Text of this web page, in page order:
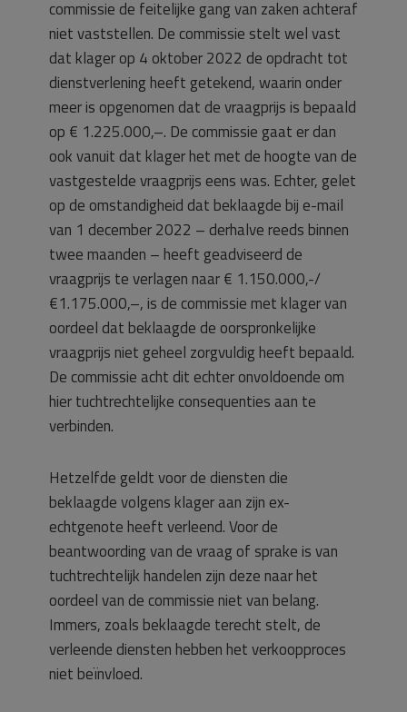
commissie de feitelijke gang van zaken achteraf
niet vaststellen. De commissie stelt wel vast
dat klager op 4 oktober 2022 de opdracht tot
dienstverlening heeft getekend, waarin onder
meer is opgenomen dat de vraagprijs is bepaald
op € 1.225.000,–. De commissie gaat er dan
ook vanuit dat klager het met de hoogte van de
vastgestelde vraagprijs eens was. Echter, gelet
op de omstandigheid dat beklaagde bij e-mail
van 1 december 2022 – derhalve reeds binnen
twee maanden – heeft geadviseerd de
vraagprijs te verlagen naar € 1.150.000,-/
€1.175.000,–, is de commissie met klager van
oordeel dat beklaagde de oorspronkelijke
vraagprijs niet geheel zorgvuldig heeft bepaald.
De commissie acht dit echter onvoldoende om
hier tuchtrechtelijke consequenties aan te
verbinden.
Hetzelfde geldt voor de diensten die
beklaagde volgens klager aan zijn ex-
echtgenote heeft verleend. Voor de
beantwoording van de vraag of sprake is van
tuchtrechtelijk handelen zijn deze naar het
oordeel van de commissie niet van belang.
Immers, zoals beklaagde terecht stelt, de
verleende diensten hebben het verkoopproces
niet beïnvloed.